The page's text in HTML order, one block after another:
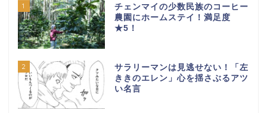
1
チェンマイの少数民族のコーヒー
農園にホームステイ！満足度
★5！
2
サラリーマンは見逃せない！「左
ききのエレン」心を揺さぶるアツ
い名言